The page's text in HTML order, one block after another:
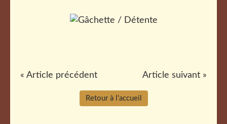
« Article précédent Article suivant »
Retour à l'accueil